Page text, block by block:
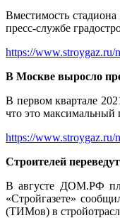
Вместимость
пресс-службе
https://www.stroygaz.ru/
В Москве выросло
В первом квартале
что это максимальный
https://www.stroygaz.ru/
Строителей
В августе ДОМ.РФ
«Стройгазете»
(ТИМов) в